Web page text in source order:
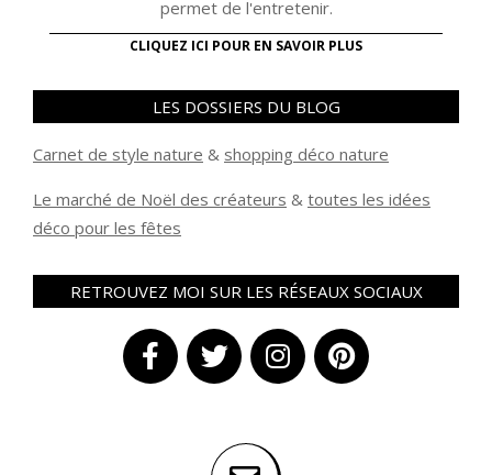
permet de l'entretenir.
CLIQUEZ ICI POUR EN SAVOIR PLUS
LES DOSSIERS DU BLOG
Carnet de style nature & shopping déco nature
Le marché de Noël des créateurs & toutes les idées
déco pour les fêtes
RETROUVEZ MOI SUR LES RÉSEAUX SOCIAUX